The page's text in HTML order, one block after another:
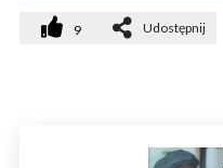
9 Udostępnij